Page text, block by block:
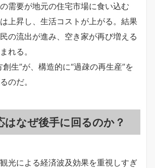
需要が地元の住宅市場に食い込む
上昇し、生活コストが上がる。結果
の流出が進み、空き家が再び増える
れる。
生”が、構造的に“過疎の再生産”を
のだ。
はなぜ後手に回るのか？
光による経済波及効果を重視しすぎ